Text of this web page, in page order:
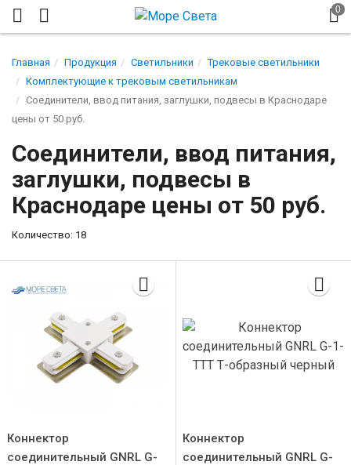
Главная Продукция Светильники
Трековые светильники
Комплектующие к трековым светильникам
Соединители, ввод питания, заглушки, подвесы в Краснодаре
цены от 50 руб.
Соединители, ввод питания,
заглушки, подвесы в
Краснодаре цены от 50 руб.
Количество: 18
Коннектор
соединительный GNRL G-
Коннектор
соединительный GNRL G-